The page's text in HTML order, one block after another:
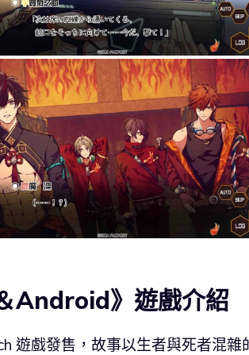
Android》遊戲介紹
遊戲發售，故事以生者與死者混雜